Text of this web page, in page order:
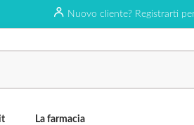
Nuovo cliente? Registrarti
La farmacia